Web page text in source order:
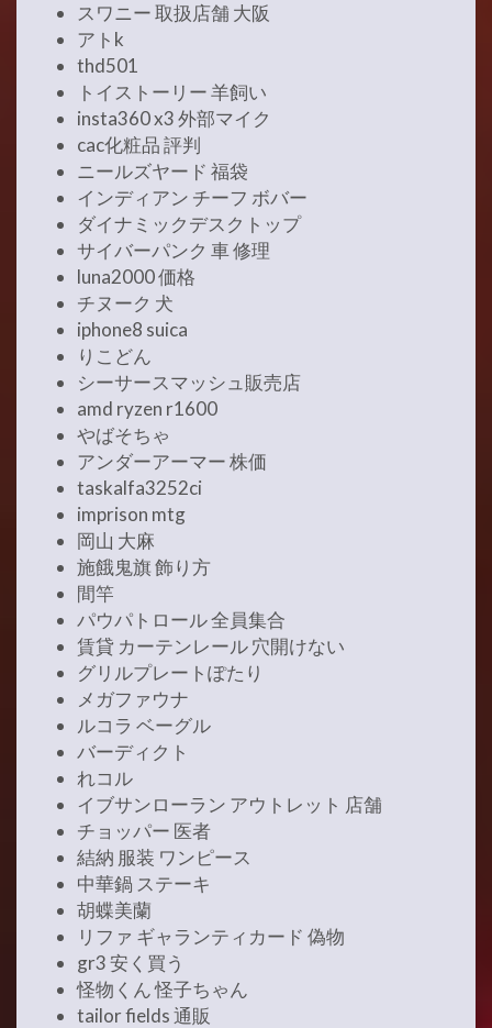
スワニー 取扱店舗 大阪
アトk
thd501
トイストーリー 羊飼い
insta360 x3 外部マイク
cac化粧品 評判
ニールズヤード 福袋
インディアン チーフ ボバー
ダイナミックデスクトップ
サイバーパンク 車 修理
luna2000 価格
チヌーク 犬
iphone8 suica
りこどん
シーサースマッシュ販売店
amd ryzen r1600
やばそちゃ
アンダーアーマー 株価
taskalfa3252ci
imprison mtg
岡山 大麻
施餓鬼旗 飾り方
間竿
パウパトロール 全員集合
賃貸 カーテンレール 穴開けない
グリルプレートぽたり
メガファウナ
ルコラ ベーグル
バーディクト
れコル
イブサンローラン アウトレット 店舗
チョッパー 医者
結納 服装 ワンピース
中華鍋 ステーキ
胡蝶美蘭
リファ ギャランティカード 偽物
gr3 安く買う
怪物くん 怪子ちゃん
tailor fields 通販